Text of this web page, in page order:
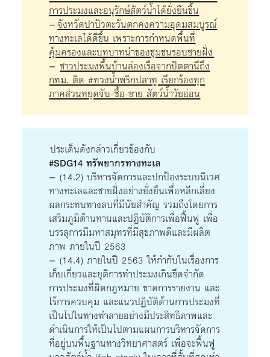
การประมงและอนุรักษ์สัตว์น้ำได้ยั่งยืนขึ้น
–จังหวัดปาปัวตะวันตกคงความอุดมสมบูรณ์
ทางทะเลได้ดีขึ้น เพราะการกำหนดพื้นที่
คุ้มครองและบทบาทนำของชุมชนรอบชายฝั่ง
–ชาวประมงพื้นบ้านล่องเรือจากปัตตานีถึง
กทม. ติด #ทวงน้ำพริกปลาทู เรียกร้องทุก
ภาคส่วนหยุดจับ-ซื้อ-ขาย สัตว์น้ำวัยอ่อน
ประเด็นดังกล่าวเกี่ยวข้องกับ
#SDG14 ทรัพยากรทางทะเล
– (14.2) บริหารจัดการและปกป้องระบบนิเวศ
ทางทะเลและชายฝั่งอย่างยั่งยืนเพื่อหลีกเลี่ยง
ผลกระทบทางลบที่มีนัยสำคัญ รวมถึงโดยการ
เสริมภูมิต้านทานและปฏิบัติการเพื่อฟื้นฟู เพื่อ
บรรลุการมีมหาสมุทรที่มีสุขภาพดีและมีผลิต
ภาพ ภายในปี 2563
– (14.4) ภายในปี 2563 ให้กำกับในเรื่องการ
เก็บเกี่ยวและยุติการทำประมงเกินขีดจำกัด
การประมงที่ผิดกฎหมาย ขาดการรายงาน และ
ไร้การควบคุม และแนวปฏิบัติด้านการประมงที่
เป็นไปในทางทำลายอย่างมีประสิทธิภาพและ
ดำเนินการให้เป็นไปตามแผนการบริหารจัดการ
ที่อยู่บนพื้นฐานทางวิทยาศาสตร์ เพื่อจะฟื้นฟู